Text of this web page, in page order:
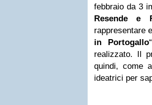
febbraio da 3
Resende e
rappresentare
in Portogallo
realizzato. Il
quindi, come
ideatrici per